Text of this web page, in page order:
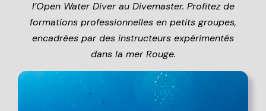
l’Open Water Diver au Divemaster. Profitez de
formations professionnelles en petits groupes,
encadrées par des instructeurs expérimentés
dans la mer Rouge.